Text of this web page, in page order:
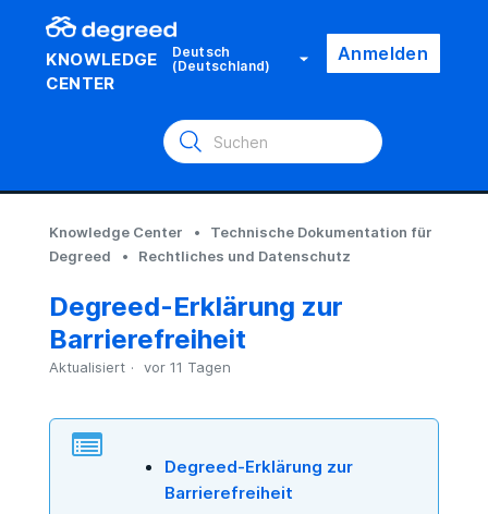
KNOWLEDGE
CENTER
Deutsch
(Deutschland) Anmelden
Knowledge Center
Technische Dokumentation für
Degreed
Rechtliches und Datenschutz
Degreed-Erklärung zur
Barrierefreiheit
Aktualisiert vor 11 Tagen
Degreed-Erklärung zur
Barrierefreiheit